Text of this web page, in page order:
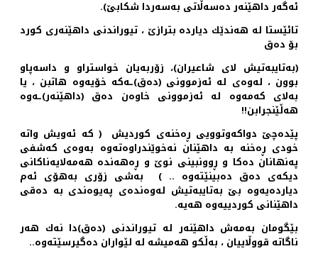
ئه‌گه‌ر داهێنه‌ر ده‌سه‌ڵاتی به‌سه‌ردا شكابێ).
تائێستا له‌ هه‌ندێك دیارده‌ بترازێ ، تیوراندنی داهێنه‌ری كورد
بۆ ده‌ق
(به‌تایبه‌تیش لای شاعیران)، زۆربه‌یان خواستراو و داسه‌پاو
بوون ، له‌وه‌ی له‌ ئه‌زموونی (ده‌ق)ـه‌كه‌ خۆیه‌وه‌ هاتبن ، یا
به‌لای كه‌مه‌وه‌ له‌ ئه‌زموونی خاوه‌ن ده‌ق (داهێنه‌ر)ـه‌‌وه‌
هه‌ڵێنجرابن!!
پێده‌چێ دواكه‌وتوویی ڕه‌خنه‌ی كوردیش ( كه‌ ئه‌ویش واته‌
خودی ڕه‌خنه‌ به‌ داهێنان نه‌خوێندراوه‌ته‌وه‌ به‌وه‌ی كه‌شفی
په‌نهانان ده‌كا و ڕوونبینی نوێ و ڕه‌هه‌نده‌ هه‌مه‌لایه‌ناكانی
دیكه‌ی ده‌ق ده‌بینێته‌وه‌ .. ) به‌شی زۆری به‌هۆی ئه‌م
دیارده‌یه‌وه بێ‌ به‌تایبه‌تیش له‌وه‌نده‌ی په‌یوه‌ندی به‌ ده‌قی
داهێنانی كوردییه‌وه‌ هه‌یه‌.
بێگومان به‌مه‌ش داهێنه‌ر له‌ تیوراندنی (ده‌ق)دا نه‌ك هه‌ر
ناگاته‌ قووڵاییان ، به‌ڵكو هه‌میشه‌ له‌ لێواران‌ ده‌گیرسێته‌وه‌..